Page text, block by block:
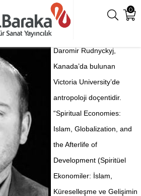
0
Daromir Rudnyckyj,
Kanada’da bulunan
Victoria University’de
antropoloji doçentidir.
“Spiritual Economies:
Islam, Globalization, and
the Afterlife of
Development (Spiritüel
Ekonomiler: İslam,
Küreselleşme ve Gelişimin